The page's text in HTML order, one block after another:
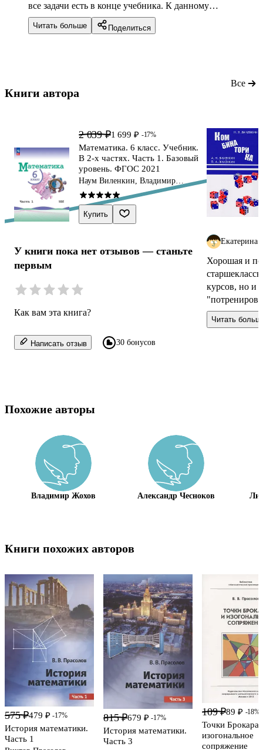
все задачи есть в конце учебника. К данному
учебнику есть рабочие тетради, методические и
дидактические материалы.
Читать больше Поделиться
Книги автора
Все
2 039 ₽1 699 ₽ -17%
Математика. 6 класс. Учебник.
В 2-х частях. Часть 1. Базовый
уровень. ФГОС 2021
Наум Виленкин, Владимир
Жохов, Александр Чесноков
Купить
У книги пока нет отзывов — станьте
первым
Как вам эта книга?
Написать отзыв 30 бонусов
Екатерина
Хорошая и
курсов, но и
написаны
трудно...
Читать
Похожие авторы
Владимир Жохов Александр Чесноков
Книги похожих авторов
575 ₽479 ₽ -17%
История математики.
Часть 1
815 ₽679 ₽ -17%
История математики.
Часть 3
109 ₽89 ₽ -18%
Точки Брокара
изогональное
сопряжение